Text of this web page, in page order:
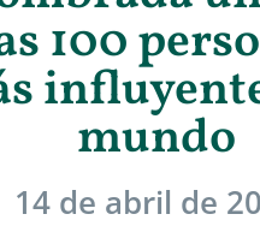
100
mundo
14 de abril de